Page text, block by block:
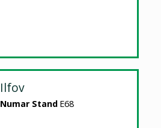
Ilfov
Numar Stand E68